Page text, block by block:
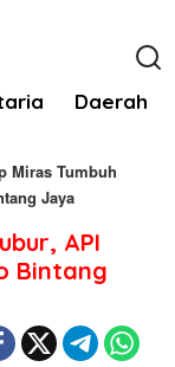
Daerah
Miras Tumbuh
Jaya
API
Bintang